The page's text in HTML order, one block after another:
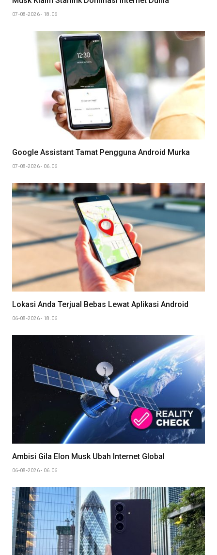
07-08-2026 - 18.06
Google Assistant Tamat Pengguna Android Murka
07-08-2026 - 06.06
Lokasi Anda Terjual Bebas Lewat Aplikasi Android
06-08-2026 - 18.06
Ambisi Gila Elon Musk Ubah Internet Global
06-08-2026 - 06.06